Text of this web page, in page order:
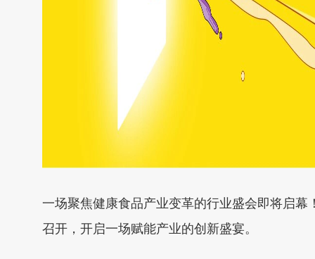
一场聚焦健康食品产业变革的行业盛会即将启幕
召开，开启一场赋能产业的创新盛宴。